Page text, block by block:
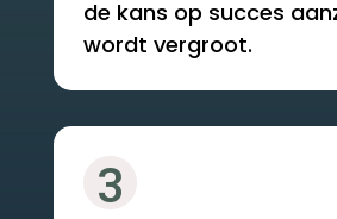
de kans op succes
wordt vergroot.
3